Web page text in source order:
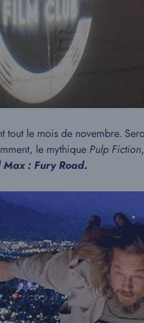
tout le mois de novembre.
le mythique Pulp Fiction
: Fury Road.